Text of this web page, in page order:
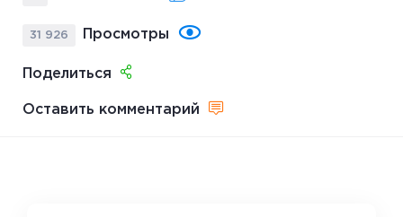
31 926 Просмотры
Поделиться
Оставить комментарий